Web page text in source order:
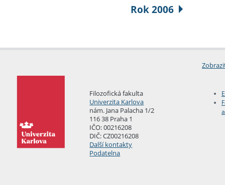
Rok 2006
Filozofická fakulta
Univerzita Karlova
nám. Jana Palacha 1/2
116 38 Praha 1
IČO: 00216208
DIČ: CZ00216208
Další kontakty
Podatelna